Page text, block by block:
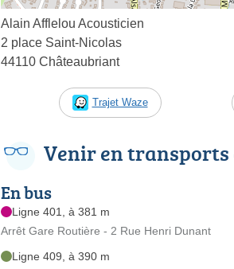
Alain Afflelou Acousticien
2 place Saint-Nicolas
44110 Châteaubriant
Trajet Waze
Venir en transports
En bus
Ligne 401, à 381 m
Arrêt Gare Routière - 2 Rue Henri Dunant
Ligne 409, à 390 m